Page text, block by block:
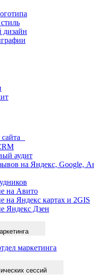
дизайн
аудит
на Яндекс, Google,
на Авито
на Яндекс картах и 2GIS
Яндекс Дзен
маркетинга
сессий